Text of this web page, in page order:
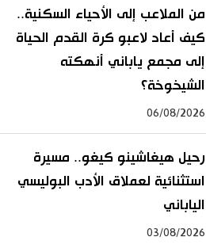
من الملاعب إلى الأحياء السكنية..
كيف أعاد لاعبو كرة القدم الحياة
إلى مجمع ياباني أنهكته
الشيخوخة؟
06/08/2026
رحيل هيغاشينو كيغو.. مسيرة
استثنائية لعملاق الأدب البوليسي
الياباني
03/08/2026